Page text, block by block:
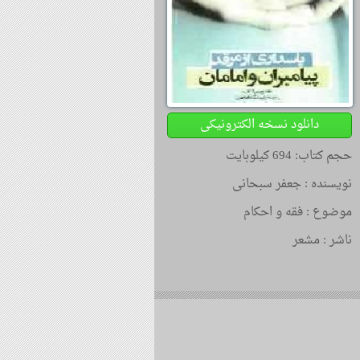
دانلود نسخه الکترونیکی
حجم کتاب: 694 کیلوبایت
نویسنده :جعفر سبحانی
موضوع :فقه و احکام
ناشر : مشعر